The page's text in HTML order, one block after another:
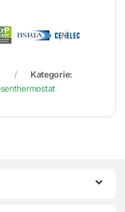
Kategorie: